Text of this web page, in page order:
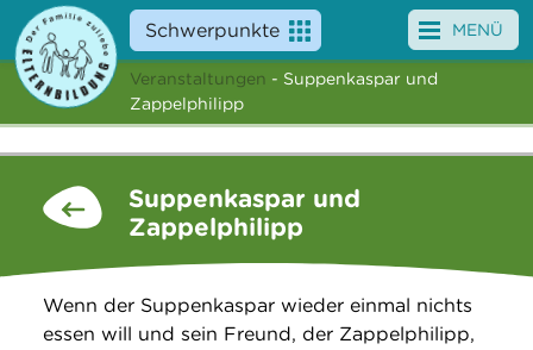
Schwerpunkte
Angebote
News
Über uns
MENÜ
Veranstaltungen - Suppenkaspar und
Zappelphilipp
Suppenkaspar und
Zappelphilipp
Wenn der Suppenkaspar wieder einmal nichts
essen will und sein Freund, der Zappelphilipp,